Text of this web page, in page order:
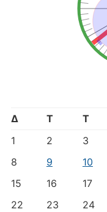
Δ Τ Τ
1
2 3
8
9 10
15
16 17
22
23 24